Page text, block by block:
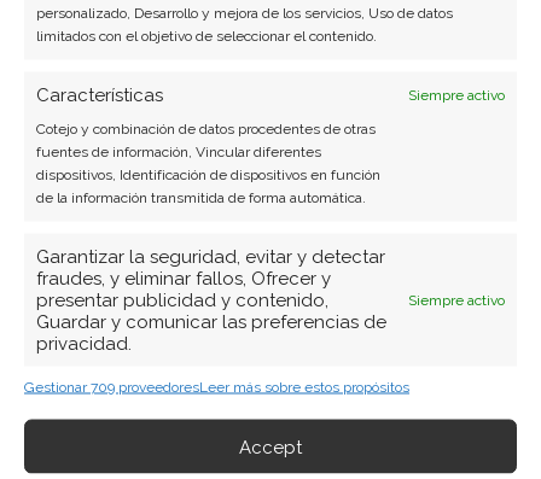
personalizado, Desarrollo y mejora de los servicios, Uso de datos
limitados con el objetivo de seleccionar el contenido.
Características
Siempre activo
Cotejo y combinación de datos procedentes de otras
fuentes de información, Vincular diferentes
dispositivos, Identificación de dispositivos en función
de la información transmitida de forma automática.
Garantizar la seguridad, evitar y detectar
fraudes, y eliminar fallos, Ofrecer y
presentar publicidad y contenido,
Guardar y comunicar las preferencias de
privacidad.
Siempre activo
Gestionar 709 proveedoresLeer más sobre estos propósitos
Accept
BUSCAR